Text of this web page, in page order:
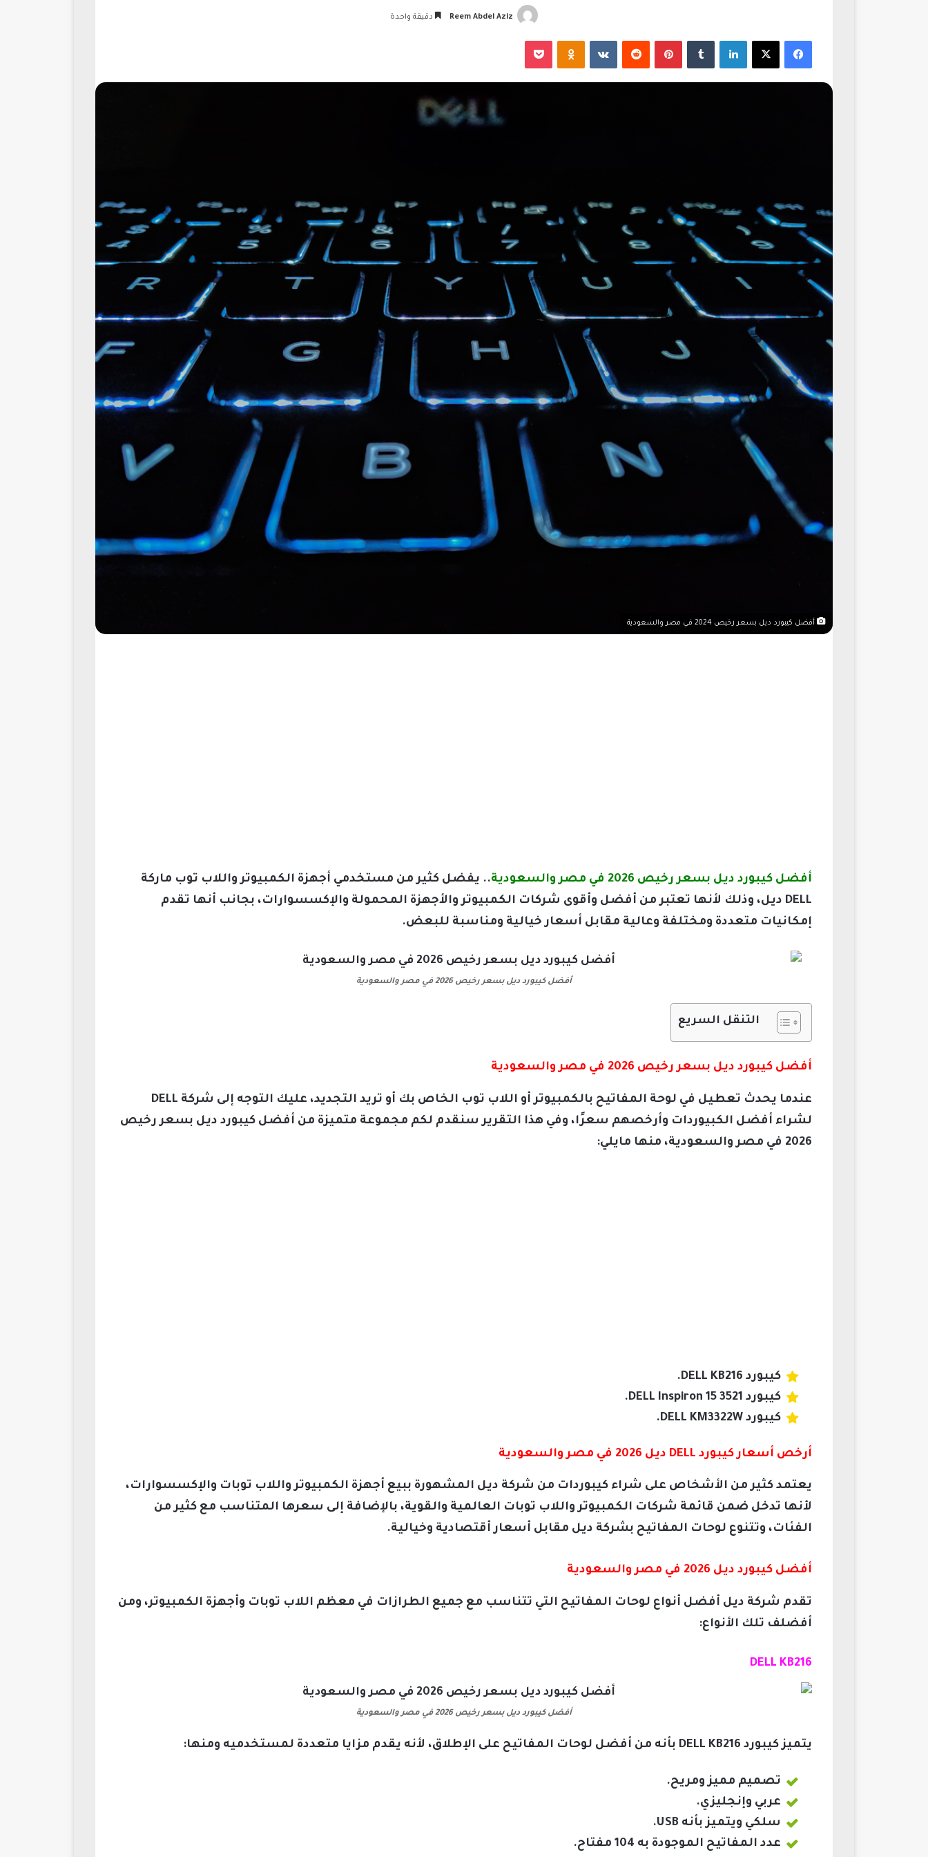
Reem Abdel Aziz دقيقة واحدة
فيسبوك لينكدإن بينتيريست
أفضل كيبورد ديل بسعر رخيص 2024 في مصر والسعودية
أفضل كيبورد ديل بسعر رخيص 2026 في مصر والسعودية
.. يفضل كثير من مستخدمي أجهزة الكمبيوتر واللاب توب ماركة
DELL ديل، وذلك لأنها تعتبر من أفضل وأقوى شركات الكمبيوتر والأجهزة المحمولة والإكسسوارات، بجانب أنها تقدم
إمكانيات متعددة ومختلفة وعالية مقابل أسعار خيالية ومناسبة للبعض.
أفضل كيبورد ديل بسعر رخيص 2026 في مصر والسعودية
التنقل السريع
أفضل كيبورد ديل بسعر رخيص 2026 في مصر والسعودية
عندما يحدث تعطيل في لوحة المفاتيح بالكمبيوتر أو اللاب توب الخاص بك أو تريد التجديد، عليك التوجه إلى شركة DELL
لشراء أفضل الكبيوردات وأرخصهم سعرًا، وفي هذا التقرير سنقدم لكم مجموعة متميزة من أفضل كيبورد ديل بسعر رخيص
2026 في مصر والسعودية، منها مايلي:
كيبورد DELL KB216
.
كيبورد DELL Inspiron 15 3521.
كيبورد DELL KM3322W.
أرخص أسعار كيبورد DELL ديل 2026 في مصر والسعودية
يعتمد كثير من الأشخاص على شراء كيبوردات من شركة ديل المشهورة ببيع أجهزة الكمبيوتر واللاب توبات والإكسسوارات،
لأنها تدخل ضمن قائمة شركات الكمبيوتر واللاب توبات العالمية والقوية، بالإضافة إلى سعرها المتناسب مع كثير من
الفئات، وتتنوع لوحات المفاتيح بشركة ديل مقابل أسعار أقتصادية وخيالية.
أفضل كيبورد ديل 2026 في مصر والسعودية
تقدم شركة ديل أفضل أنواع لوحات المفاتيح التي تتناسب مع جميع الطرازات في معظم اللاب توبات وأجهزة الكمبيوتر، ومن
أفضلف تلك الأنواع:
DELL KB216
أفضل كيبورد ديل بسعر رخيص 2026 في مصر والسعودية
يتميز كيبورد DELL KB216 بأنه من أفضل لوحات المفاتيح على الإطلاق، لأنه يقدم مزايا متعددة لمستخدميه ومنها:
تصميم مميز ومريح.
عربي وإنجليزي.
سلكي ويتميز بأنه USB.
عدد المفاتيح الموجودة به 104 مفتاح.